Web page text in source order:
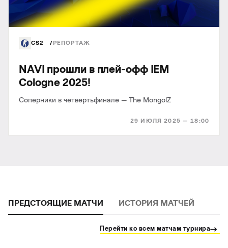
CS2 РЕПОРТАЖ
29 ИЮЛЯ 2025 — 18:00
NAVI прошли в плей-офф IEM
Cologne 2025!
Соперники в четвертьфинале — The MongolZ
ПРЕДСТОЯЩИЕ МАТЧИ ИСТОРИЯ МАТЧЕЙ
Перейти ко всем матчам турнира